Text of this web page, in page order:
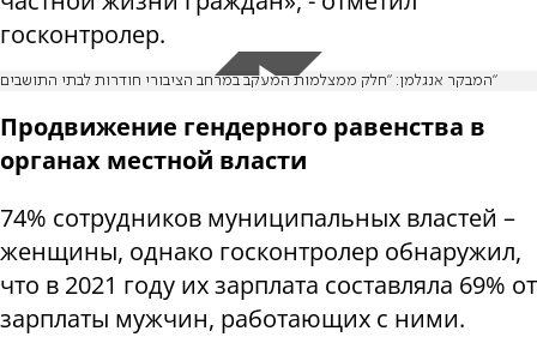
госконтролер.
המבקר אנגלמן: "חלק ממצלמות המעקב במרחב הציבורי חודרות לבתי התושבים"
Продвижение гендерного равенства в
органах местной власти
74% сотрудников муниципальных властей –
женщины, однако госконтролер обнаружил,
что в 2021 году их зарплата составляла 69% от
зарплаты мужчин, работающих с ними.